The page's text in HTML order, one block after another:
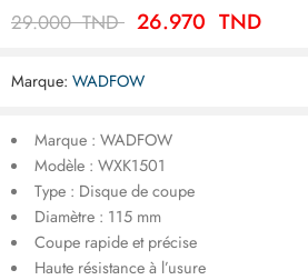
29.000TND 26.970 TND
Marque: WADFOW
Marque : WADFOW
Modèle : WXK1501
Type : Disque de coupe
Diamètre : 115 mm
Coupe rapide et précise
Haute résistance à l’usure